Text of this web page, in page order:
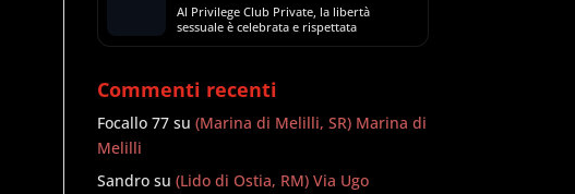
Al Privilege Club Private, la libertà
sessuale è celebrata e rispettata
Commenti recenti
Focallo 77 su(Marina di Melilli, SR) Marina di
Melilli
Sandro su(Lido di Ostia, RM) Via Ugo